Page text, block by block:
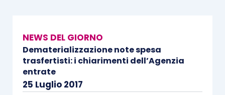
NEWS DEL GIORNO
Dematerializzazione note spesa
trasfertisti: i chiarimenti dell’Agenzia
entrate
25 Luglio 2017